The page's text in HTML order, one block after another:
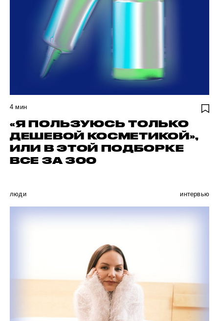
4 мин
«Я ПОЛЬЗУЮСЬ ТОЛЬКО
ДЕШЕВОЙ КОСМЕТИКОЙ»,
ИЛИ В ЭТОЙ ПОДБОРКЕ
ВСЕ ЗА 300
люди интервью